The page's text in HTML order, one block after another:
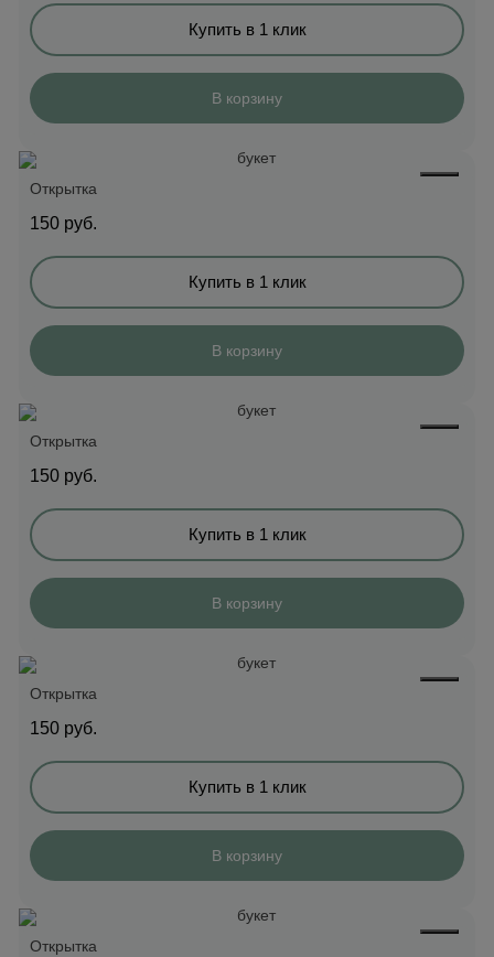
Купить в 1 клик
В корзину
Открытка
150 руб.
Купить в 1 клик
В корзину
Открытка
150 руб.
Купить в 1 клик
В корзину
Открытка
150 руб.
Купить в 1 клик
В корзину
Открытка